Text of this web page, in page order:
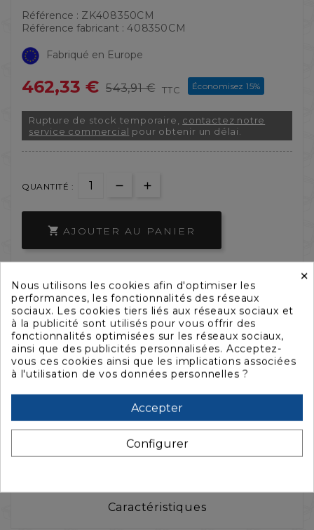
Référence : ZK408350CM
Référence fabricant : 408350CM
Fabriqué en Europe
462,33 € 543,91 € TTC Économisez 15%
Rupture de stock temporaire, contactez notre
service commercial pour obtenir un délai.
QUANTITÉ :
 AJOUTER AU PANIER
Besoin d'un aménagement sur-mesure ?
La description
Caractéristiques
×
Nous utilisons les cookies afin d'optimiser les
performances, les fonctionnalités des réseaux
sociaux. Les cookies tiers liés aux réseaux sociaux et
à la publicité sont utilisés pour vous offrir des
fonctionnalités optimisées sur les réseaux sociaux,
ainsi que des publicités personnalisées. Acceptez-
vous ces cookies ainsi que les implications associées
à l'utilisation de vos données personnelles ?
Accepter
Configurer